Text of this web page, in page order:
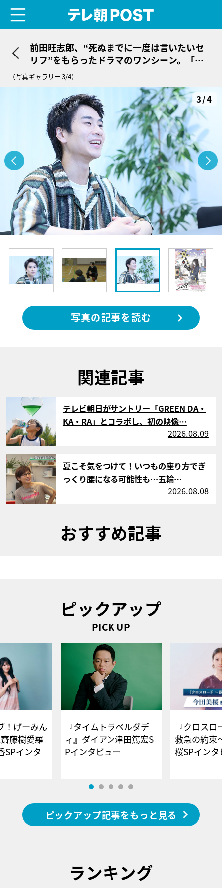
前田旺志郎、“死ぬまでに一度は言いたいセ
リフ”をもらったドラマのワンシーン。「本
当にうれしくて」
（写真ギャラリー 3/4）
3/4
写真の記事を読む
関連記事
テレビ朝日がサントリー「GREEN DA・
KA・RA」とコラボし、初の映像…
2026.08.09
サムネイル
夏こそ気をつけて！いつもの座り方でぎ
っくり腰になる可能性も…五輪…
2026.08.08
おすすめ記事
ピックアップ
PICK UP
！げーみん
藤樹愛羅
SPインタ
『タイムトラベルダデ
ィ』ダイアン津田篤宏S
Pインタビュー
『クロス
救急の約束
桜SPイ
ピックアップ記事をもっと見る
ランキング